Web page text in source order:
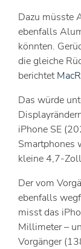
Dazu müsste
ebenfalls
könnten.
die gleiche
berichtet
Das würde
iPhone SE
Smartphones
kleine 4,7-
Der vom
ebenfalls
misst das
Millimeter –
Vorgänger